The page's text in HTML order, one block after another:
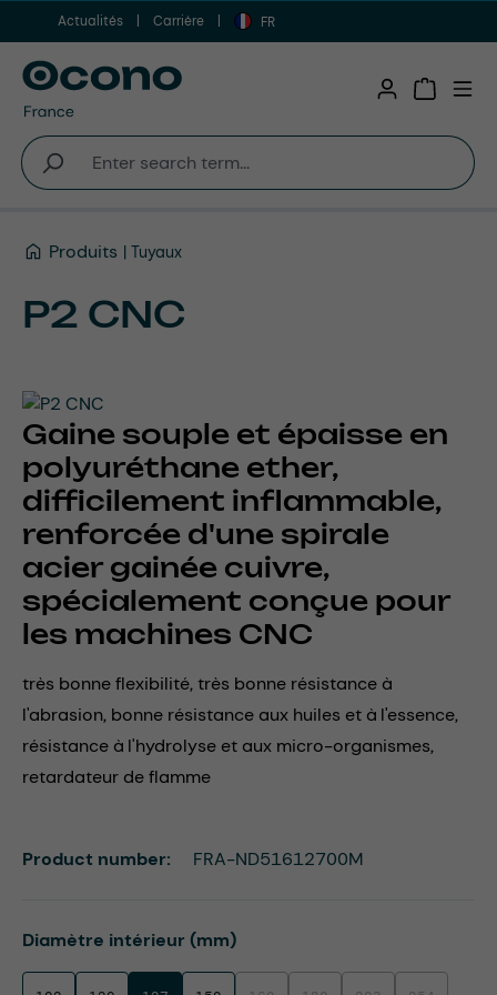
Aller au contenu principal
Actualités Carrière FR
Produits Tuyaux
P2 CNC
Gaine souple et épaisse en
polyuréthane ether,
difficilement inflammable,
renforcée d'une spirale
acier gainée cuivre,
spécialement conçue pour
les machines CNC
très bonne flexibilité, très bonne résistance à
l'abrasion, bonne résistance aux huiles et à l'essence,
résistance à l'hydrolyse et aux micro-organismes,
retardateur de flamme
Select
Diamètre intérieur (mm)
Product number: FRA-ND51612700M